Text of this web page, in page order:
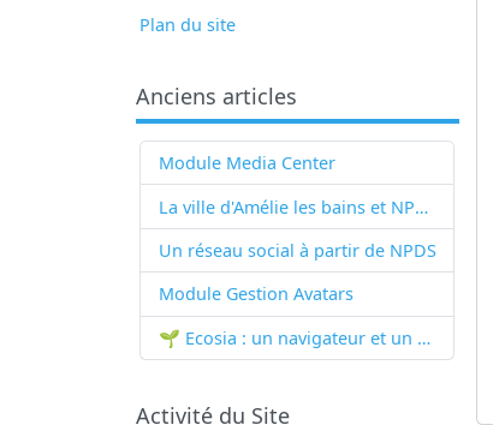
Plan du site
Anciens articles
Module Media Center
La ville d'Amélie les bains et NPDS
Un réseau social à partir de NPDS
Module Gestion Avatars
🌱 Ecosia : un navigateur et un moteur de recherche qui plantent des arbres !...
Activité du Site